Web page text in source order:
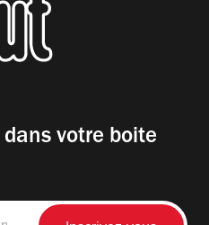
dans votre boite